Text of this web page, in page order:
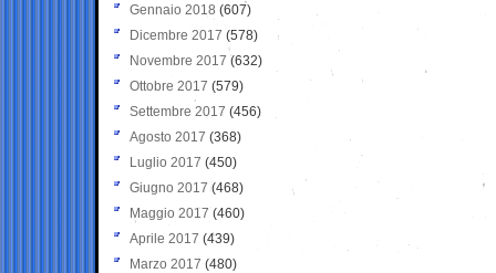
Gennaio 2018 (607)
Dicembre 2017 (578)
Novembre 2017 (632)
Ottobre 2017 (579)
Settembre 2017 (456)
Agosto 2017 (368)
Luglio 2017 (450)
Giugno 2017 (468)
Maggio 2017 (460)
Aprile 2017 (439)
Marzo 2017 (480)